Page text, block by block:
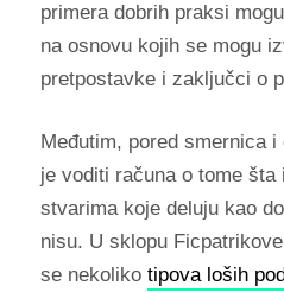
primera dobrih praksi
na osnovu kojih se mogu
pretpostavke i zaključci o
Međutim, pored smernica
je voditi računa o tome šta
stvarima koje deluju kao
nisu. U sklopu
se nekoliko tipova loših